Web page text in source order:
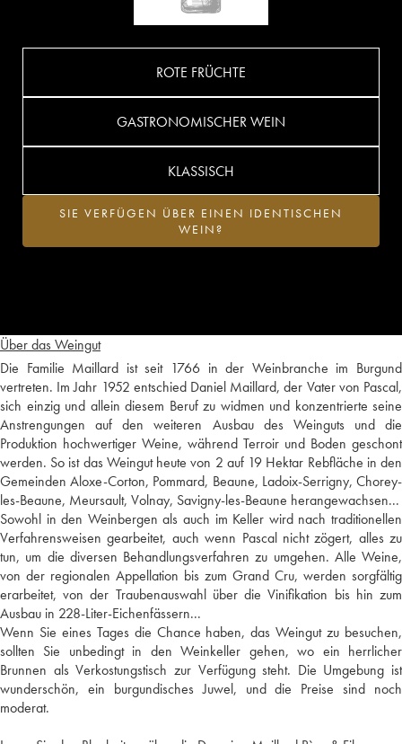
Über das Weingut
Die Familie Maillard ist seit 1766 in der Weinbranche im Burgund
vertreten. Im Jahr 1952 entschied Daniel Maillard, der Vater von Pascal,
sich einzig und allein diesem Beruf zu widmen und konzentrierte seine
Anstrengungen auf den weiteren Ausbau des Weinguts und die
Produktion hochwertiger Weine, während Terroir und Boden geschont
werden. So ist das Weingut heute von 2 auf 19 Hektar Rebfläche in den
Gemeinden Aloxe-Corton, Pommard, Beaune, Ladoix-Serrigny, Chorey-
les-Beaune, Meursault, Volnay, Savigny-les-Beaune herangewachsen...
Sowohl in den Weinbergen als auch im Keller wird nach traditionellen
Verfahrensweisen gearbeitet, auch wenn Pascal nicht zögert, alles zu
tun, um die diversen Behandlungsverfahren zu umgehen. Alle Weine,
von der regionalen Appellation bis zum Grand Cru, werden sorgfältig
erarbeitet, von der Traubenauswahl über die Vinifikation bis hin zum
Ausbau in 228-Liter-Eichenfässern...
Wenn Sie eines Tages die Chance haben, das Weingut zu besuchen,
sollten Sie unbedingt in den Weinkeller gehen, wo ein herrlicher
Brunnen als Verkostungstisch zur Verfügung steht. Die Umgebung ist
wunderschön, ein burgundisches Juwel, und die Preise sind noch
moderat.
ROTE FRÜCHTE
GASTRONOMISCHER WEIN
KLASSISCH
SIE VERFÜGEN ÜBER EINEN IDENTISCHEN
WEIN?